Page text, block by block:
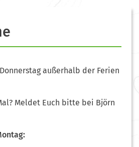
außerhalb der Ferien
Meldet Euch bitte bei Björn